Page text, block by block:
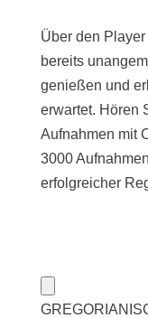
Über den
bereits
genießen und
erwartet. Hören
Aufnahmen mit
3000
erfolgreicher